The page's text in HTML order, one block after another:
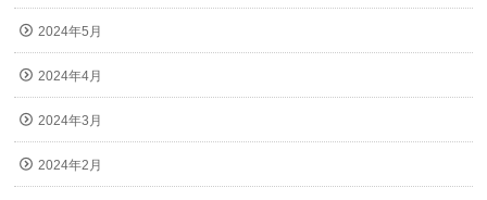
2024年5月
2024年4月
2024年3月
2024年2月